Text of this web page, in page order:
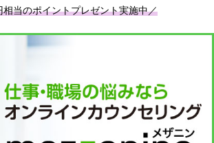
相当のポイントプレゼント実施中／